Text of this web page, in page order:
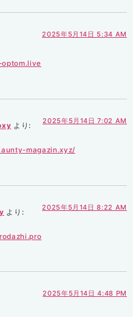
2025年5月14日 5:34 AM
より:
2025年5月14日 7:02 AM
magazin.xyz/
より:
2025年5月14日 8:22 AM
2025年5月14日 4:48 PM